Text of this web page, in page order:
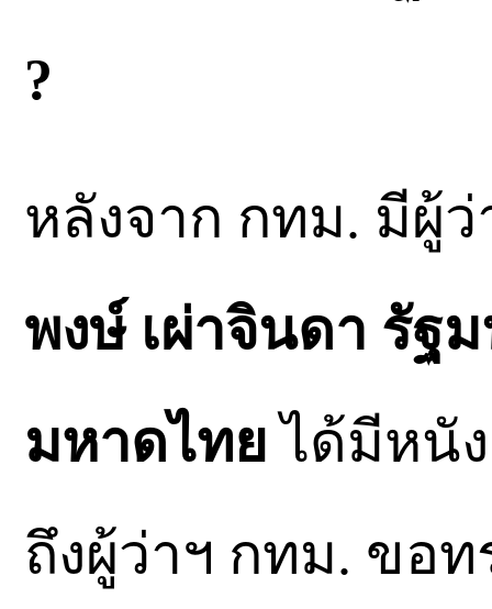
?
หลังจาก กทม. มีผู้
พงษ์ เผ่าจินดา รัฐ
มหาดไทย ได้มีหนั
ถึงผู้ว่าฯ กทม. ขอ